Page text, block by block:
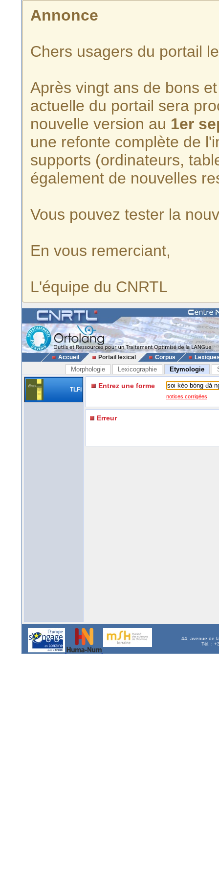
Annonce
Chers usagers du portail
Après vingt ans de bons
actuelle du portail sera
nouvelle version au 1er
une refonte complète de
supports (ordinateurs,
également de nouvelles
Vous pouvez tester la
En vous remerciant,
L'équipe du CNRTL
Accueil Portail lexical Corpus
Morphologie Lexicographie Etymologie
TLFi Entrez une forme
notices corrigées
Erreur
44, avenue de
Tél. :